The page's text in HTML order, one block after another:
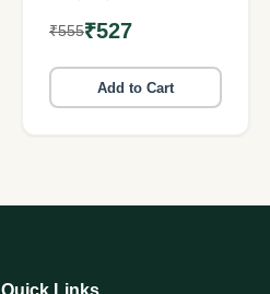
₹555₹527
Add to Cart
Quick Links